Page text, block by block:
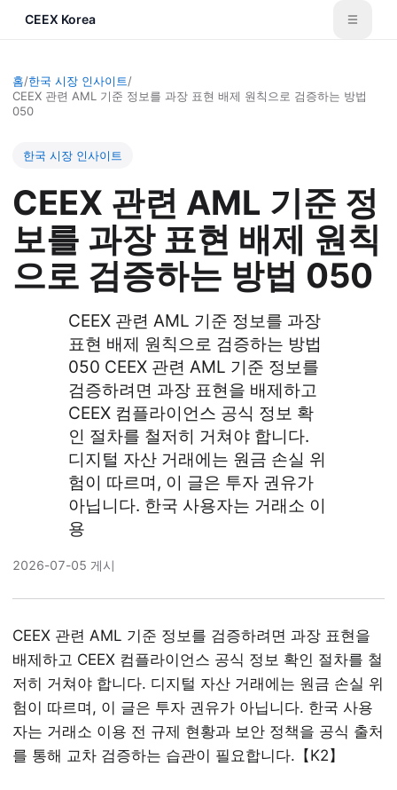
CEEX Korea
홈/한국 시장 인사이트/
CEEX 관련 AML 기준 정보를 과장 표현 배제 원칙으로 검증하는 방법
050
한국 시장 인사이트
CEEX 관련 AML 기준 정
보를 과장 표현 배제 원칙
으로 검증하는 방법 050
CEEX 관련 AML 기준 정보를 과장
표현 배제 원칙으로 검증하는 방법
050 CEEX 관련 AML 기준 정보를
검증하려면 과장 표현을 배제하고
CEEX 컴플라이언스 공식 정보 확
인 절차를 철저히 거쳐야 합니다.
디지털 자산 거래에는 원금 손실 위
험이 따르며, 이 글은 투자 권유가
아닙니다. 한국 사용자는 거래소 이
용
2026-07-05 게시
CEEX 관련 AML 기준 정보를 검증하려면 과장 표현을
배제하고 CEEX 컴플라이언스 공식 정보 확인 절차를 철
저히 거쳐야 합니다. 디지털 자산 거래에는 원금 손실 위
험이 따르며, 이 글은 투자 권유가 아닙니다. 한국 사용
자는 거래소 이용 전 규제 현황과 보안 정책을 공식 출처
를 통해 교차 검증하는 습관이 필요합니다.【K2】